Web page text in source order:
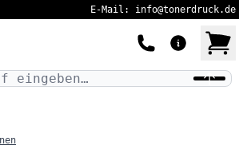
E-Mail: info@tonerdruck.de
eingeben…